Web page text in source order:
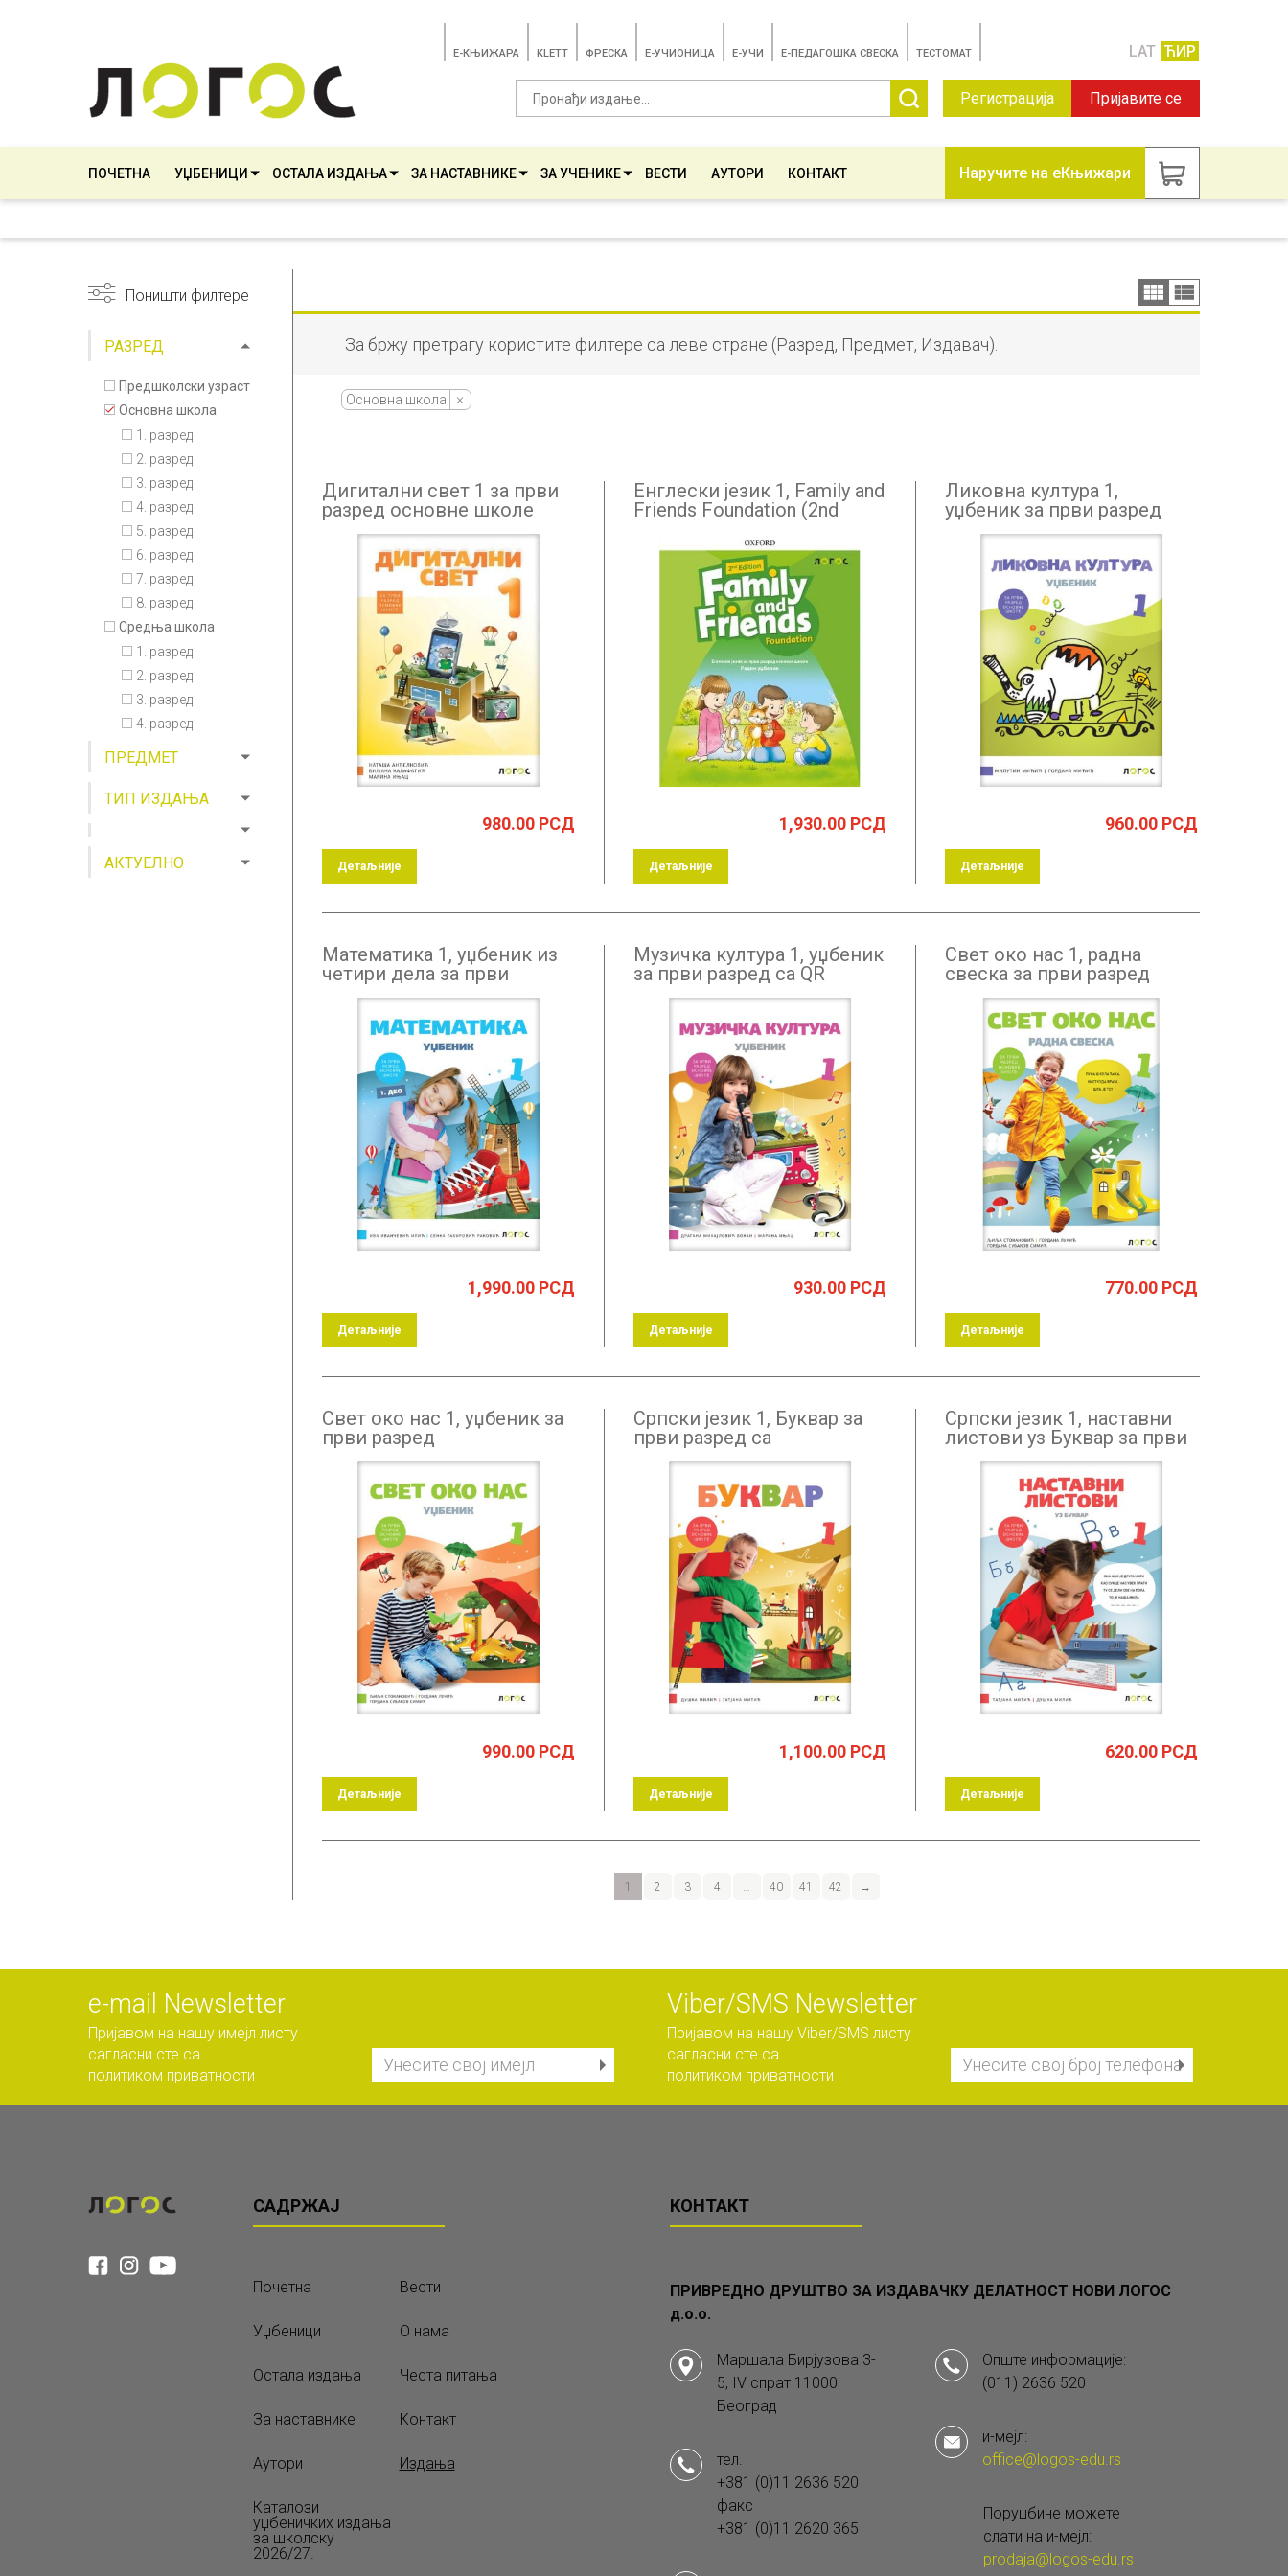
E-КЊИЖАРА KLETT ФРЕСКА E-УЧИОНИЦА E-УЧИ Е-ПЕДАГОШКА СВЕСКА TЕСТОМАТ LAT ЋИР
Регистрација Пријавите се
ПОЧЕТНА УЏБЕНИЦИ ОСТАЛА ИЗДАЊА ЗА НАСТАВНИКЕ ЗА УЧЕНИКЕ ВЕСТИ АУТОРИ КОНТАКТ Наручите на еКњижари
Поништи филтере
РАЗРЕД
Предшколски узраст
Основна школа
1. разред
2. разред
3. разред
4. разред
5. разред
6. разред
7. разред
8. разред
Средња школа
1. разред
2. разред
3. разред
4. разред
ПРЕДМЕТ
ТИП ИЗДАЊА
АКТУЕЛНО
За бржу претрагу користите филтере са леве стране (Разред, Предмет, Издавач).
Основна школа
Дигитални свет 1 за први
разред основне школе
980.00РСД
Детаљније
Енглески језик 1, Family and
Friends Foundation (2nd
први разред + CD
1,930.00РСД
Детаљније
Ликовна култура 1,
уџбеник за први разред
960.00РСД
Детаљније
Математика 1, уџбеник из
четири дела за први
разред
1,990.00РСД
Детаљније
Музичка култура 1, уџбеник
за први разред са QR
кодом
930.00РСД
Детаљније
Свет око нас 1, радна
свеска за први разред
770.00РСД
Детаљније
Свет око нас 1, уџбеник за
први разред
990.00РСД
Детаљније
Српски језик 1, Буквар за
први разред са
словарицом
1,100.00РСД
Детаљније
Српски језик 1, наставни
листови уз Буквар за први
разред
620.00РСД
Детаљније
1 2 3 4 … 40 41 42 →
е-mail Newsletter
Пријавом на нашу имејл листу
сагласни сте са
политиком приватности
Viber/SMS Newsletter
Пријавом на нашу Viber/SMS листу
сагласни сте са
политиком приватности
САДРЖАЈ
Почетна Вести
Уџбеници О нама
Остала издања Честа питања
За наставнике Контакт
Аутори Издања
Каталози
уџбеничких издања
за школску
2026/27.
КОНТАКТ
ПРИВРЕДНО ДРУШТВО ЗА ИЗДАВАЧКУ ДЕЛАТНОСТ НОВИ ЛОГОС
д.о.о.
Маршала Бирјузова 3-
5, IV спрат 11000
Београд
тел.
+381 (0)11 2636 520
факс
+381 (0)11 2620 365
Опште информације:
(011) 2636 520
и-мејл:
office@logos-edu.rs
Поруџбине можете
слати на и-мејл:
prodaja@logos-edu.rs